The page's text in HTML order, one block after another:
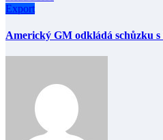
Export
Americký GM odkládá schůzku s